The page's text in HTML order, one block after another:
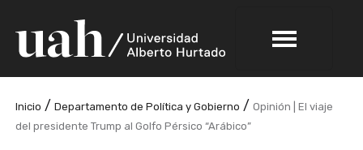
Inicio /Departamento de Política y Gobierno /Opinión | El viaje
del presidente Trump al Golfo Pérsico “Arábico”